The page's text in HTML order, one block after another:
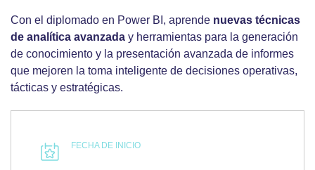
Con el diplomado en Power BI, aprende nuevas técnicas
de analítica avanzada y herramientas para la generación
de conocimiento y la presentación avanzada de informes
que mejoren la toma inteligente de decisiones operativas,
tácticas y estratégicas.
FECHA DE INICIO